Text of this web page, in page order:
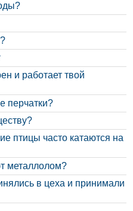
и работает твой
перчатки?
птицы часто катаются на
металлолом?
в цеха и принимали